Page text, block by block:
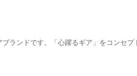
ランドです。「心躍るギア」をコンセ